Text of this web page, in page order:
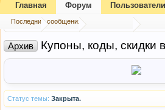
Главная Форум
Архив Купоны, коды, скидки
Статус темы: Закрыта.
Главная Форум
Последние сообщения
Пользователи